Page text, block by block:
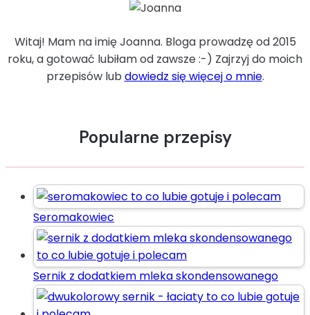
Witaj! Mam na imię Joanna. Bloga prowadzę od 2015
roku, a gotować lubiłam od zawsze :-) Zajrzyj do moich
przepisów lub dowiedz się więcej o mnie.
Popularne przepisy
Seromakowiec
Sernik z dodatkiem mleka skondensowanego